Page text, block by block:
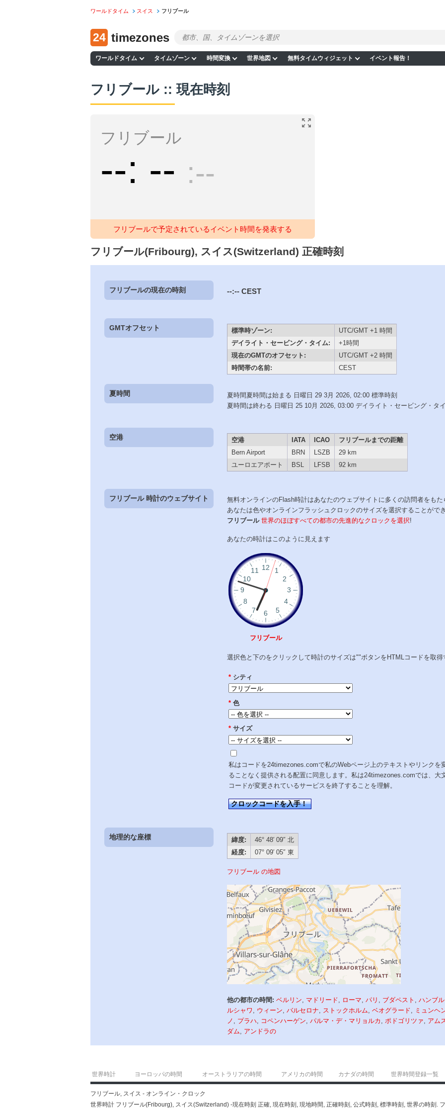
ワールドタイム スイス フリブール
24 timezones
ワールドタイム タイムゾーン 時間変換 世界地図 無料タイムウィジェット イベント報告！
フリブール :: 現在時刻
フリブール
-- -- --
フリブールで予定されているイベント時間を発表する
フリブール(Fribourg), スイス(Switzerland) 正確時刻
フリブールの現在の時刻 --:-- CEST
GMTオフセット 標準時ゾーン:
UTC/GMT +1 時間
デイライト・セービング・タイム:
+1時間
現在のGMTのオフセット:
UTC/GMT +2 時間
時間帯の名前:
CEST
夏時間
夏時間夏時間は始まる 日曜日 29 3月 2026, 02:00 標準時刻
夏時間は終わる 日曜日 25 10月 2026, 03:00 デイライト・セービング・タ
空港 空港 IATA ICAO
フリブールまでの距離
Bern Airport
BRN LSZB
29 km
ユーロエアポート
BSL LFSB 92 km
フリブール 時計のウェブサイト
無料オンラインのFlash時計はあなたのウェブサイトに多くの訪問者をもた
あなたは色やオンラインフラッシュクロックのサイズを選択することがで
フリブール 世界のほぼすべての都市の先進的なクロックを選択!
あなたの時計はこのように見えます
フリブール
選択色と下のをクリックして時計のサイズは""ボタンをHTMLコードを取得
* シティ
* 色
* サイズ
私はコードを24timezones.comで私のWebページ上のテキストやリンクを
ることなく提供される配置に同意します。私は24timezones.comでは、大
コードが変更されているサービスを終了することを理解。
クロックコードを入手！
地理的な座標 緯度:
46° 48′ 09″ 北
経度:
07° 09′ 05″ 東
フリブール の地図
他の都市の時間: ベルリン, マドリード, ローマ,パリ , ブダペスト ,ハンブ
ルシャワ , ウィーン,バルセロナ, ストックホルム,ベオグラード, ミュンヘ
ノ , プラハ, コペンハーゲン,パルマ・デ・マリョルカ ,ポドゴリツァ, アム
ダム, アンドラの
世界時計 ヨーロッパの時間 オーストラリアの時間 アメリカの時間 カナダの時間 世界時間登録一覧
フリブール, スイス - オンライン・クロック
世界時計 フリブール(Fribourg), スイス(Switzerland) -現在時刻 正確, 現在時刻, 現地時間, 正確時刻, 公式時刻, 標準時刻, 世界の時刻.